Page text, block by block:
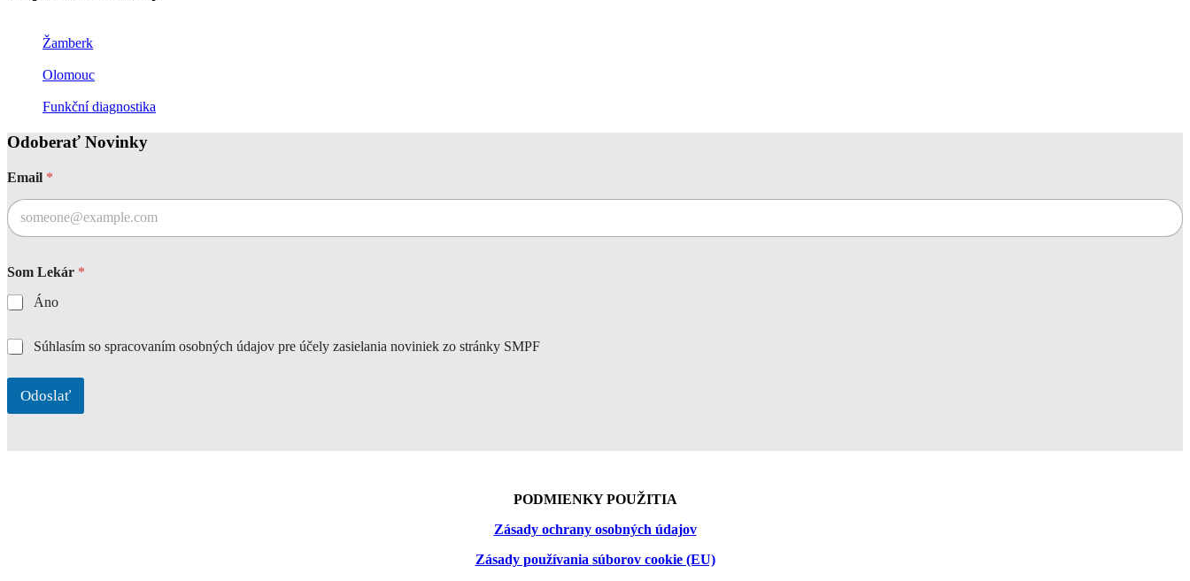
Žamberk
Olomouc
Funkční diagnostika
Odoberať Novinky
Email *
Som Lekár *
Áno
e
á
S
* Súhlasím so spracovaním osobných údajov pre účely zasielania noviniek zo stránky SMPF
Odoslať
PODMIENKY POUŽITIA
Zásady ochrany osobných údajov
Zásady používania súborov cookie (EU)